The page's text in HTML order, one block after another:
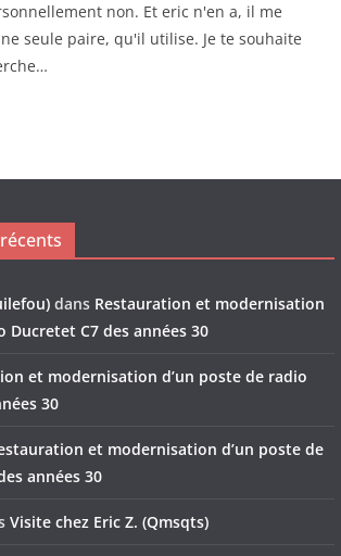
non. Et eric n'en a, il me
seule paire, qu'il utilise. Je te souhaite
dans Restauration et modernisation
Ducretet C7 des années 30
et modernisation d’un poste de radio
30
et modernisation d’un poste de
années 30
Visite chez Eric Z. (Qmsqts)